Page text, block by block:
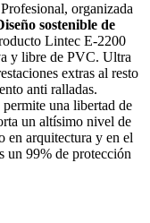
organizada
sostenible de
Lintec E-2200
y libre de PVC. Ultra
extras al resto
anti ralladas.
una libertad de
un altísimo nivel de
en arquitectura y en el
un 99% de protección